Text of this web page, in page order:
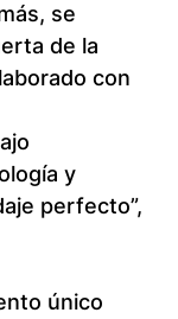
se
de la
con
y
perfecto”,
único